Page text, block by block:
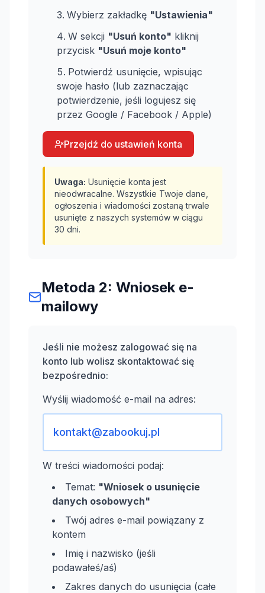
Wybierz zakładkę "Ustawienia"
W sekcji "Usuń konto" kliknij
przycisk "Usuń moje konto"
Potwierdź usunięcie, wpisując
swoje hasło (lub zaznaczając
potwierdzenie, jeśli logujesz się
przez Google / Facebook / Apple)
Przejdź do ustawień konta
Uwaga: Usunięcie konta jest
nieodwracalne. Wszystkie Twoje dane,
ogłoszenia i wiadomości zostaną trwale
usunięte z naszych systemów w ciągu
30 dni.
Metoda 2: Wniosek e-
mailowy
Jeśli nie możesz zalogować się na
konto lub wolisz skontaktować się
bezpośrednio:
Wyślij wiadomość e-mail na adres:
kontakt@zabookuj.pl
W treści wiadomości podaj:
Temat: "Wniosek o usunięcie
danych osobowych"
Twój adres e-mail powiązany z
kontem
Imię i nazwisko (jeśli
podawałeś/aś)
Zakres danych do usunięcia (całe